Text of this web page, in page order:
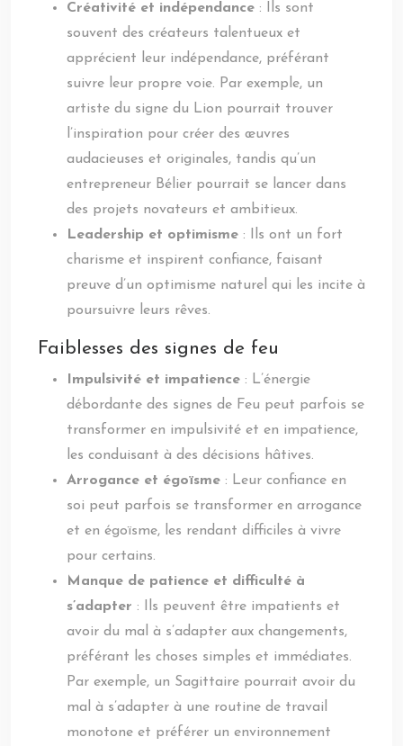
Créativité et indépendance : Ils sont
souvent des créateurs talentueux et
apprécient leur indépendance, préférant
suivre leur propre voie. Par exemple, un
artiste du signe du Lion pourrait trouver
l’inspiration pour créer des œuvres
audacieuses et originales, tandis qu’un
entrepreneur Bélier pourrait se lancer dans
des projets novateurs et ambitieux.
Leadership et optimisme : Ils ont un fort
charisme et inspirent confiance, faisant
preuve d’un optimisme naturel qui les incite à
poursuivre leurs rêves.
Faiblesses des signes de feu
Impulsivité et impatience : L’énergie
débordante des signes de Feu peut parfois se
transformer en impulsivité et en impatience,
les conduisant à des décisions hâtives.
Arrogance et égoïsme : Leur confiance en
soi peut parfois se transformer en arrogance
et en égoïsme, les rendant difficiles à vivre
pour certains.
Manque de patience et difficulté à
s’adapter : Ils peuvent être impatients et
avoir du mal à s’adapter aux changements,
préférant les choses simples et immédiates.
Par exemple, un Sagittaire pourrait avoir du
mal à s’adapter à une routine de travail
monotone et préférer un environnement